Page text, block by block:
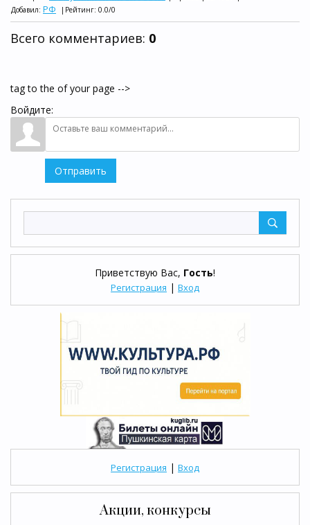
Приветствую Вас, Гость!
Регистрация | Вход
Регистрация | Вход
Акции, конкурсы
Добавил: РФ | Рейтинг: 0.0/0
Всего комментариев: 0
tag to the of your page -->
Войдите:
Отправить